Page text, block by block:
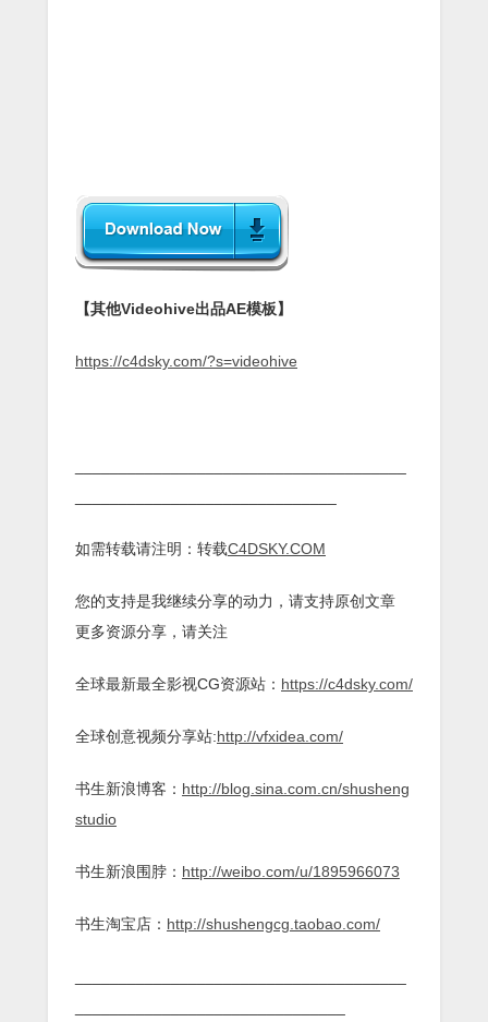
【其他Videohive出品AE模板】
https://c4dsky.com/?s=videohive
如需转载请注明：转载C4DSKY.COM
您的支持是我继续分享的动力，请支持原创文章
更多资源分享，请关注
全球最新最全影视CG资源站： https://c4dsky.com/
全球创意视频分享站:http://vfxidea.com/
书生新浪博客： http://blog.sina.com.cn/shusheng
studio
书生新浪围脖： http://weibo.com/u/1895966073
书生淘宝店： http://shushengcg.taobao.com/